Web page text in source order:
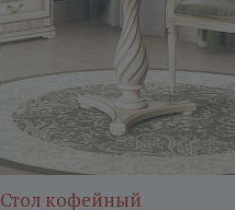
Стол кофейный